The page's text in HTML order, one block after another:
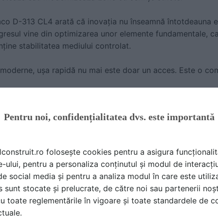
D-313 CL4 arată că inovația nu înseamnă întotdeauna
vine din optimizarea unor elemente fundamentale,
stabilitatea mediului controlat.
ușa rapidă nu mai este doar un acces. Este o
în România prin compania
, o
industriale de înaltă performanță.
națională prin rețeaua sa de parteneri autorizați,
până la instalare și mentenanță. Pentru mai
site-ul Gunther Tore. Arhitecții și proiectanții sunt
iar specialiștii Gunther Tore îți stau la dispoziție pentru
Pentru noi, confidențialitatea dvs. este importantă
folosește cookies pentru a asigura
ului, pentru a personaliza conținutul și modul de
social media și pentru a analiza modul în care este
sunt stocate și prelucrate, de către noi sau partenerii
toate reglementările în vigoare și toate standardele de